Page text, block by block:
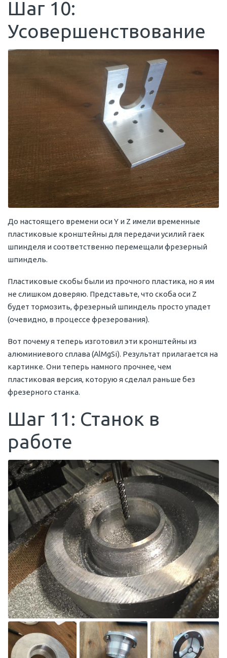
Шаг 10:
Усовершенствование
До настоящего времени оси Y и Z имели временные
пластиковые кронштейны для передачи усилий гаек
шпинделя и соответственно перемещали фрезерный
шпиндель.
Пластиковые скобы были из прочного пластика, но я им
не слишком доверяю. Представьте, что скоба оси Z
будет тормозить, фрезерный шпиндель просто упадет
(очевидно, в процессе фрезерования).
Вот почему я теперь изготовил эти кронштейны из
алюминиевого сплава (AlMgSi). Результат прилагается на
картинке. Они теперь намного прочнее, чем
пластиковая версия, которую я сделал раньше без
фрезерного станка.
Шаг 11: Станок в
работе